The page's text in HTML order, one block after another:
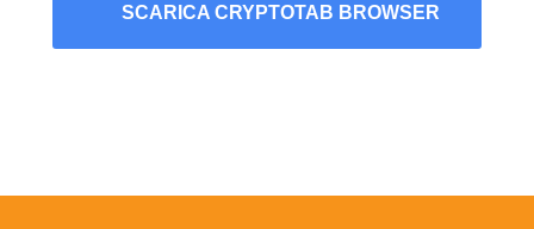
SCARICA CRYPTOTAB BROWSER